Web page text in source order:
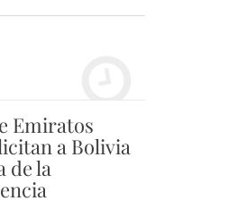
Emiratos
a Bolivia
de la